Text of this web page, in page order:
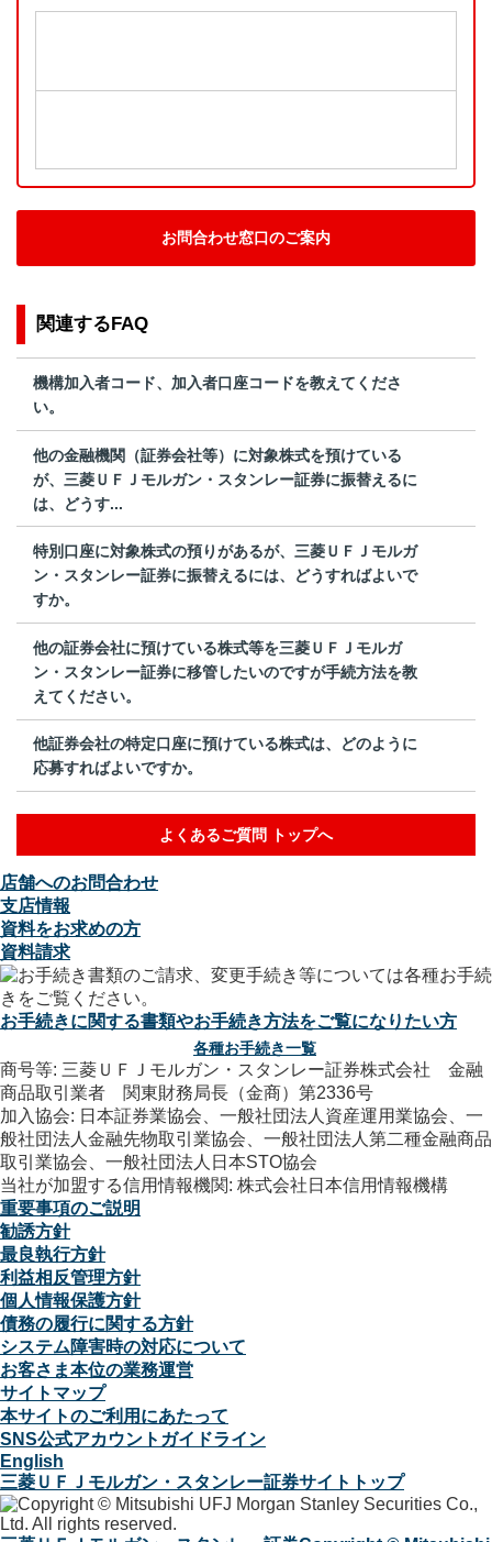
お問合わせ窓口のご案内
関連するFAQ
機構加入者コード、加入者口座コードを教えてくださ
い。
他の金融機関（証券会社等）に対象株式を預けている
が、三菱ＵＦＪモルガン・スタンレー証券に振替えるに
は、どうす...
特別口座に対象株式の預りがあるが、三菱ＵＦＪモルガ
ン・スタンレー証券に振替えるには、どうすればよいで
すか。
他の証券会社に預けている株式等を三菱ＵＦＪモルガ
ン・スタンレー証券に移管したいのですが手続方法を教
えてください。
他証券会社の特定口座に預けている株式は、どのように
応募すればよいですか。
よくあるご質問 トップへ
店舗へのお問合わせ
支店情報
資料をお求めの方
資料請求
お手続きに関する書類やお手続き方法をご覧になりたい方
各種お手続き一覧
商号等: 三菱ＵＦＪモルガン・スタンレー証券株式会社 金融
商品取引業者 関東財務局長（金商）第2336号
加入協会: 日本証券業協会、一般社団法人資産運用業協会、一
般社団法人金融先物取引業協会、一般社団法人第二種金融商品
取引業協会、一般社団法人日本STO協会
当社が加盟する信用情報機関: 株式会社日本信用情報機構
重要事項のご説明
勧誘方針
最良執行方針
利益相反管理方針
個人情報保護方針
債務の履行に関する方針
システム障害時の対応について
お客さま本位の業務運営
サイトマップ
本サイトのご利用にあたって
SNS公式アカウントガイドライン
English
三菱ＵＦＪモルガン・スタンレー証券サイトトップ